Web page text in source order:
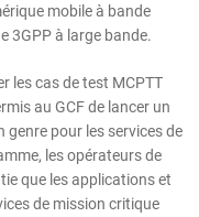
mobile à bande
3GPP à large bande.
les cas de test MCPTT
au GCF de lancer un
pour les services de
les opérateurs de
que les applications et
de mission critique